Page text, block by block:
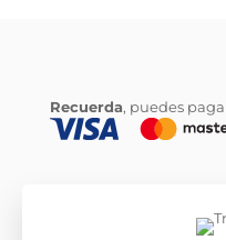
Recuerda, puedes
CityTrasteros.